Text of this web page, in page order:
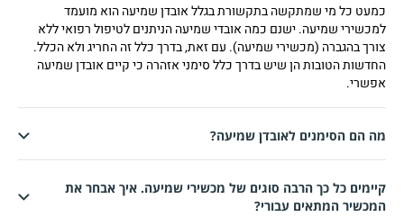
כל מי שמתקשה בתקשורת בגלל אובדן שמיעה הוא מועמד
שמיעה. ישנם כמה אובדי שמיעה הניתנים לטיפול רפואי ללא
בהגברה (מכשירי שמיעה). עם זאת, בדרך כלל זה החריג ולא הכלל.
הטובות הן שיש בדרך כלל סימני אזהרה כי קיים אובדן שמיעה
הם הסימנים לאובדן שמיעה?
כל כך הרבה סוגים של מכשירי שמיעה. איך אבחר את
המתאים עבורי?